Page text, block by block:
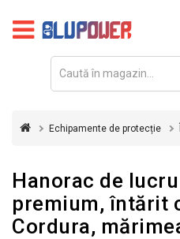
FOTOVOLTAICE
REDRESOARE
INVERTOARE
UPS
Echipamente de protecție
Hanorac de
premium, întărit
Cordura,